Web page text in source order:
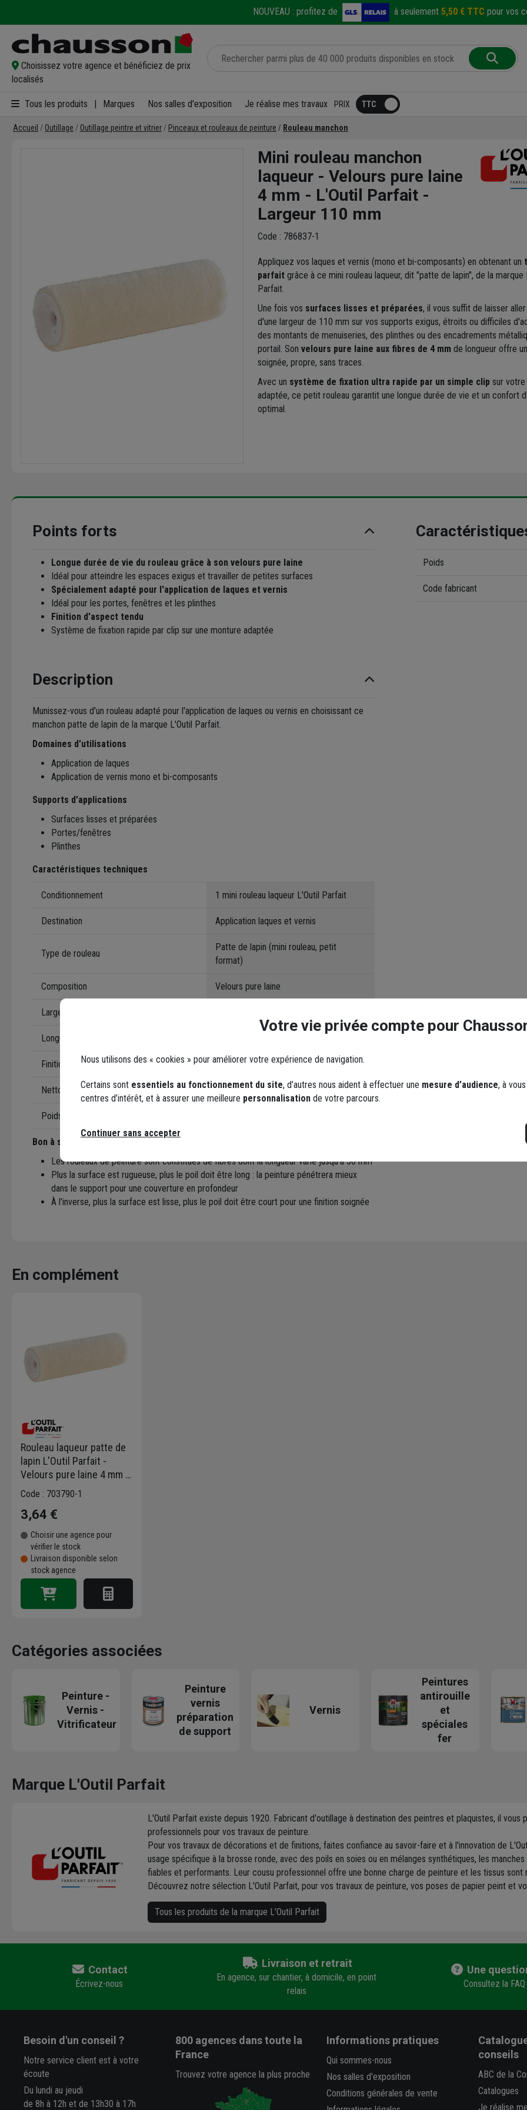
NOUVEAU : profitez de à seulement 5,50 € TTC pour vos
Choisissez votre agence et bénéficiez de prix
localisés
Tous les produits Marques Nos salles d'exposition Je réalise mes travaux PRIX
Accueil Outillage Outillage peintre et vitrier Pinceaux et rouleaux de peinture Rouleau manchon
Mini rouleau manchon
laqueur - Velours pure laine
4 mm - L'Outil Parfait -
Largeur 110 mm
Code : 786837-1
Appliquez vos laques et vernis (mono et bi-composants) en obtenant un
parfaitgrâce à ce mini rouleau laqueur, dit "patte de lapin", de la marque
Parfait.
Une fois vos surfaces lisses et préparées, il vous suffit de laisser
d'une largeur de 110 mm sur vos supports exigus, étroits ou difficiles
des montants de menuiseries, des plinthes ou des encadrements
portail. Son velours pure laine aux fibres de 4 mm de longueur offre
soignée, propre, sans traces.
Avec un système de fixation ultra rapide par un simple clip sur
adaptée, ce petit rouleau garantit une longue durée de vie et un confort
optimal.
Points forts
Longue durée de vie du rouleau grâce à son velours pure laine
Idéal pour atteindre les espaces exigus et travailler de petites surfaces
Spécialement adapté pour l'application de laques et vernis
Idéal pour les portes, fenêtres et les plinthes
Finition d'aspect tendu
Système de fixation rapide par clip sur une monture adaptée
Description
Munissez-vous d'un rouleau adapté pour l'application de laques ou vernis en choisissant ce
manchon patte de lapin de la marque L'Outil Parfait.
Domaines d'utilisations
Application de laques
Application de vernis mono et bi-composants
Supports d'applications
Surfaces lisses et préparées
Portes/fenêtres
Plinthes
Caractéristiques techniques
Conditionnement 1 mini rouleau laqueur L'Outil Parfait
Destination Application laques et vernis
Type de rouleau
Patte de lapin (mini rouleau, petit
format)
Composition Velours pure laine
Largeur du rouleau
Longueur des fibres
Finition Aspect tendu
Nettoyage et dilution White Spirit
Poids
Bon à savoir : poils longs ou courts, comment choisir ?
Les rouleaux de peinture sont constitués de fibres dont la longueur varie jusqu'à 30 mm
Plus la surface est rugueuse, plus le poil doit être long : la peinture pénétrera mieux
dans le support pour une couverture en profondeur
À l'inverse, plus la surface est lisse, plus le poil doit être court pour une finition soignée
Poids
Code fabricant
En complément
Rouleau laqueur patte de
lapin L'Outil Parfait -
Velours pure laine 4 mm -
Largeur 110 mm - Par 2
Code : 703790-1
3,64 €
Choisir une agence pour
vérifier le stock
Livraison disponible selon
stock agence
Catégories associées
Peinture -
Vernis -
Vitrificateur
Peinture
vernis
préparation
de support
Vernis
Peintures
antirouille
et
spéciales
fer
Marque L'Outil Parfait
L'Outil Parfait existe depuis 1920. Fabricant d'outillage à destination des peintres et plaquistes, il
professionnels pour vos travaux de peinture.
Pour vos travaux de décorations et de finitions, faites confiance au savoir-faire et à l'innovation de
usage spécifique à la brosse ronde, avec des poils en soies ou en mélanges synthétiques, les
fiables et performants. Leur cousu professionnel offre une bonne charge de peinture et les tissus sont
Découvrez notre sélection L'Outil Parfait, pour vos travaux de peinture, vos poses de papier peint et
Tous les produits de la marque L'Outil Parfait
Contact
Écrivez-nous
Livraison et retrait
En agence, sur chantier, à domicile, en point
relais
Une
Consultez la FAQ
Besoin d'un conseil ?
Notre service client est à votre
écoute
Du lundi au jeudi
de 8h à 12h et de 13h30 à 17h
800 agencesdans toute la
France
Trouvez votre agence la plus proche
Informations pratiques
Qui sommes-nous
Nos salles d'exposition
Conditions générales de vente
conseils
ABC de la
Catalogues
Je réalise
Votre vie privée compte pour
Nous utilisons des « cookies » pour améliorer votre expérience de navigation.
Certains sont essentiels au fonctionnement du site, d’autres nous aident à effectuer une mesure d’audience, à
centres d’intérêt, et à assurer une meilleure personnalisation de votre parcours.
Continuer sans accepter